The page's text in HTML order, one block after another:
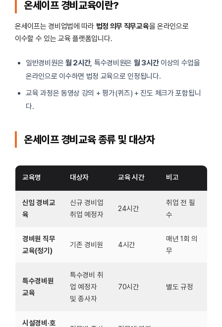
온세이프 경비교육이란?
온세이프는 경비업법에 따라 법정 의무 직무교육을 온라인으로
이수할 수 있는 교육 플랫폼입니다.
일반경비원은 월 2시간, 특수경비원은 월 3시간이상의 수업을
온라인으로 이수하면 법정 교육으로 인정됩니다.
교육 과정은 동영상 강의 + 평가(퀴즈) + 진도 체크가 포함됩니
다.
온세이프 경비교육 종류 및 대상자
교육명 대상자 교육 시간 비고
신임 경비교
육
신규 경비업
취업 예정자
24시간
취업 전 필
수
경비원 직무
교육(정기)
기존 경비원 4시간
매년 1회 의
무
특수경비원
교육
특수경비 취
업 예정자
및 종사자
70시간 별도 규정
시설경비·호